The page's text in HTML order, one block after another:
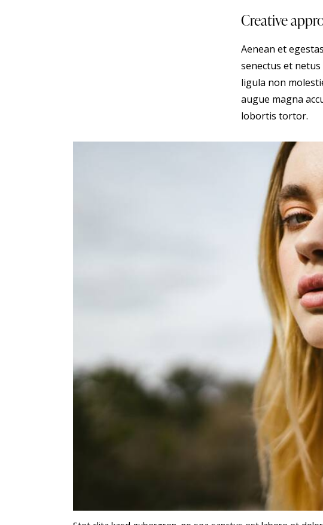
Creative
Aenean et
senectus et netus
ligula non
augue magna
lobortis tortor.